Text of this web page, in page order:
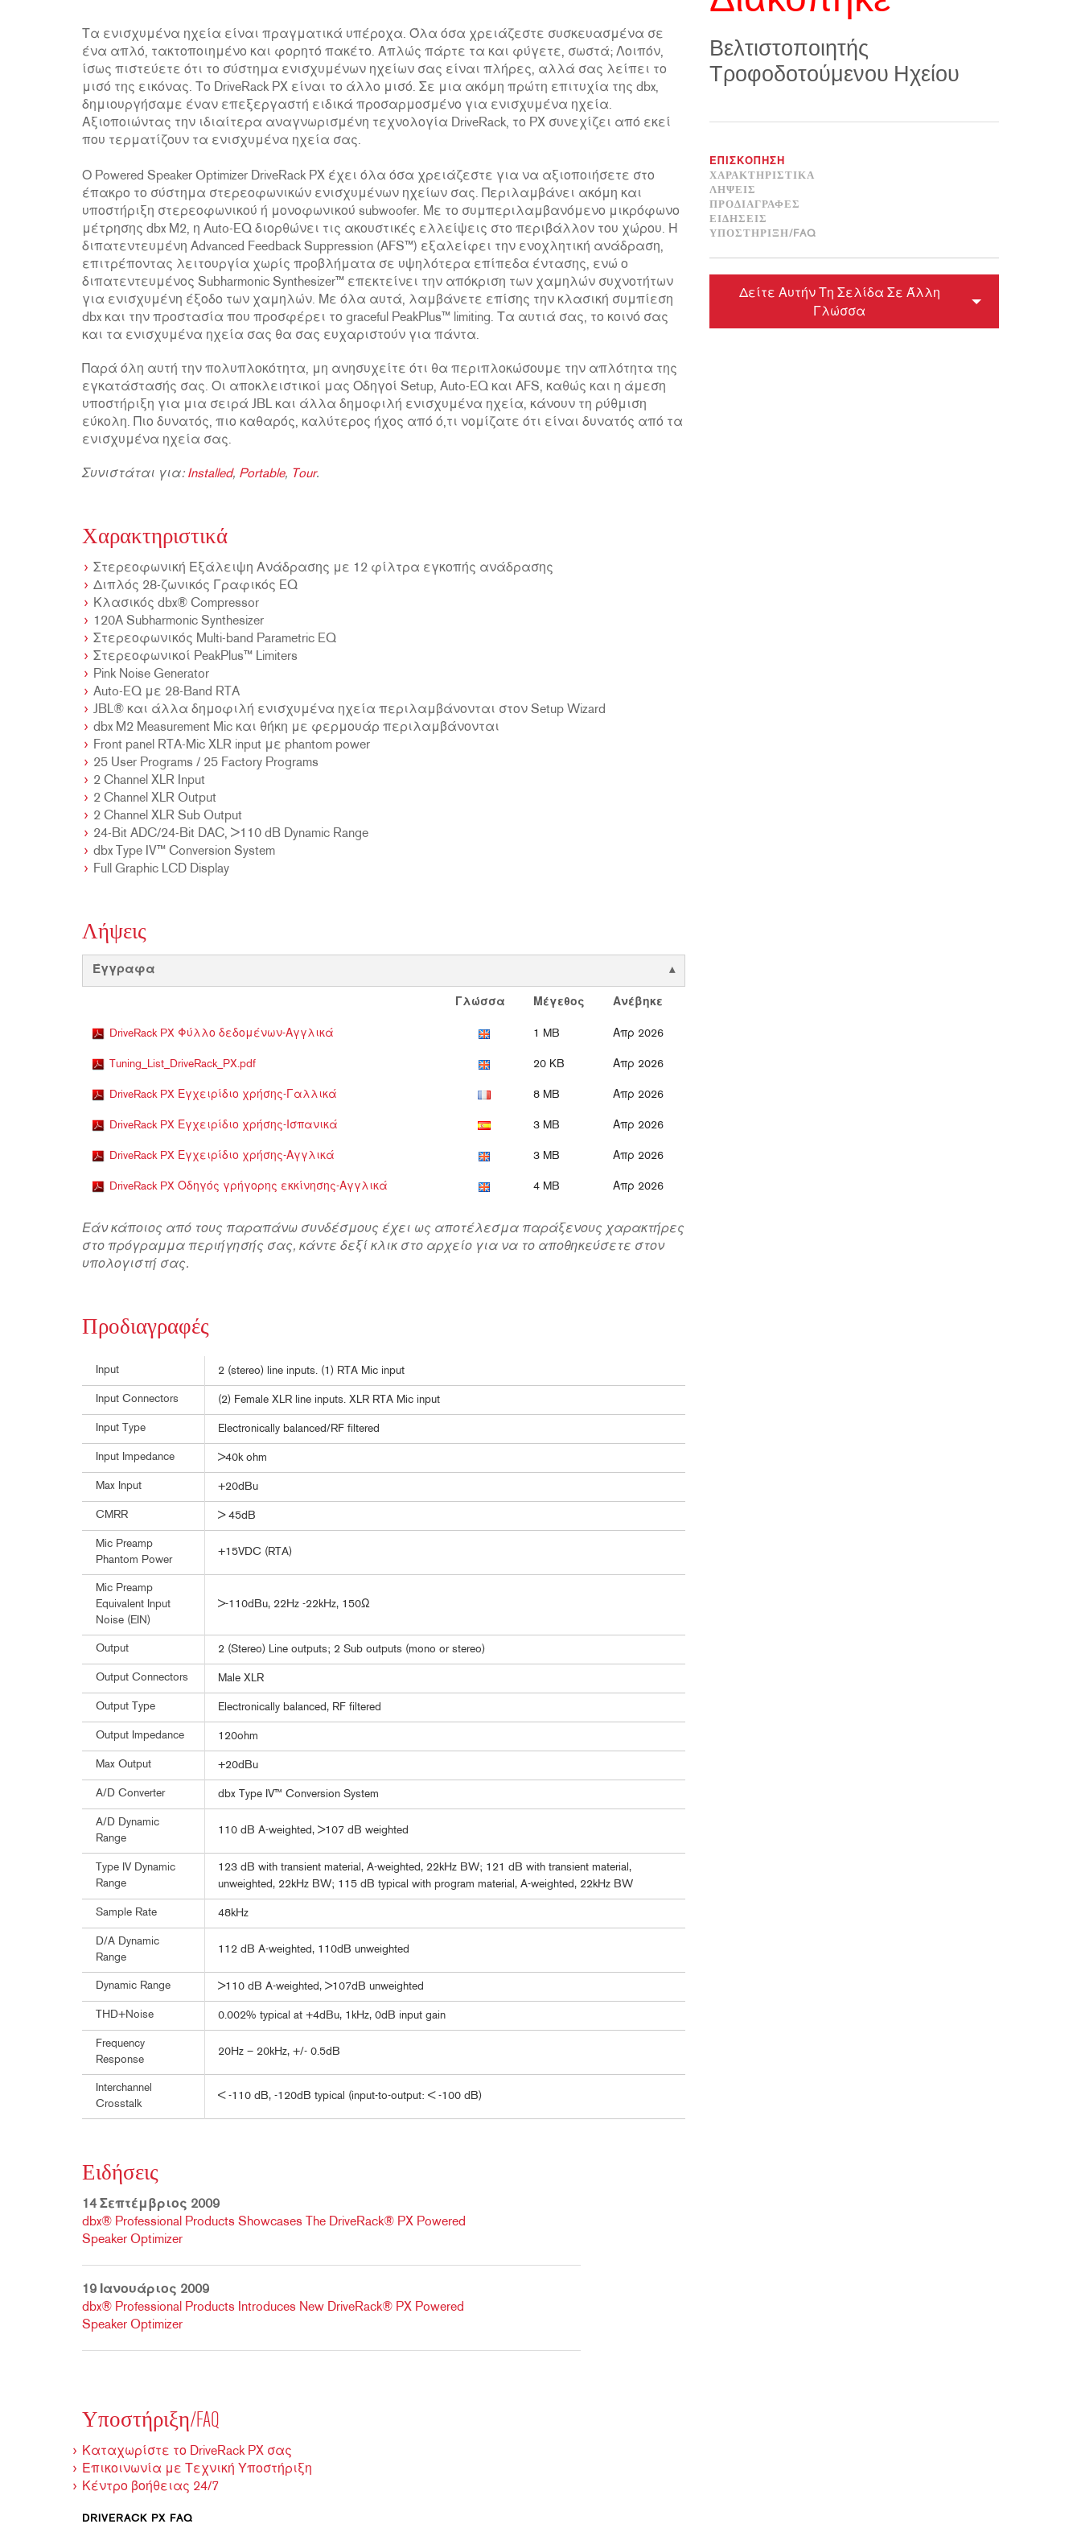
iEQ15
iEQ31
PS6
Di1
CT-2
CT-3
Τα ενισχυμένα ηχεία είναι πραγματικά υπέροχα. Όλα όσα χρειάζεστε συσκευασμένα σε
ένα απλό, τακτοποιημένο και φορητό πακέτο. Απλώς πάρτε τα και φύγετε, σωστά; Λοιπόν,
ίσως πιστεύετε ότι το σύστημα ενισχυμένων ηχείων σας είναι πλήρες, αλλά σας λείπει το
μισό της εικόνας. Το DriveRack PX είναι το άλλο μισό. Σε μια ακόμη πρώτη επιτυχία της dbx,
δημιουργήσαμε έναν επεξεργαστή ειδικά προσαρμοσμένο για ενισχυμένα ηχεία.
Αξιοποιώντας την ιδιαίτερα αναγνωρισμένη τεχνολογία DriveRack, το PX συνεχίζει από εκεί
που τερματίζουν τα ενισχυμένα ηχεία σας.
Ο Powered Speaker Optimizer DriveRack PX έχει όλα όσα χρειάζεστε για να αξιοποιήσετε στο
έπακρο το σύστημα στερεοφωνικών ενισχυμένων ηχείων σας. Περιλαμβάνει ακόμη και
υποστήριξη στερεοφωνικού ή μονοφωνικού subwoofer. Με το συμπεριλαμβανόμενο μικρόφωνο
μέτρησης dbx M2, η Auto-EQ διορθώνει τις ακουστικές ελλείψεις στο περιβάλλον του χώρου. Η
διπατεντευμένη Advanced Feedback Suppression (AFS™) εξαλείφει την ενοχλητική ανάδραση,
επιτρέποντας λειτουργία χωρίς προβλήματα σε υψηλότερα επίπεδα έντασης, ενώ ο
διπατεντευμένος Subharmonic Synthesizer™ επεκτείνει την απόκριση των χαμηλών συχνοτήτων
για ενισχυμένη έξοδο των χαμηλών. Με όλα αυτά, λαμβάνετε επίσης την κλασική συμπίεση
dbx και την προστασία που προσφέρει το graceful PeakPlus™ limiting. Τα αυτιά σας, το κοινό σας
και τα ενισχυμένα ηχεία σας θα σας ευχαριστούν για πάντα.
Παρά όλη αυτή την πολυπλοκότητα, μη ανησυχείτε ότι θα περιπλοκώσουμε την απλότητα της
εγκατάστασής σας. Οι αποκλειστικοί μας Οδηγοί Setup, Auto-EQ και AFS, καθώς και η άμεση
υποστήριξη για μια σειρά JBL και άλλα δημοφιλή ενισχυμένα ηχεία, κάνουν τη ρύθμιση
εύκολη. Πιο δυνατός, πιο καθαρός, καλύτερος ήχος από ό,τι νομίζατε ότι είναι δυνατός από τα
ενισχυμένα ηχεία σας.
Συνιστάται για: Installed, Portable, Tour.
Χαρακτηριστικά
Στερεοφωνική Εξάλειψη Ανάδρασης με 12 φίλτρα εγκοπής ανάδρασης
Διπλός 28-ζωνικός Γραφικός EQ
Κλασικός dbx® Compressor
120A Subharmonic Synthesizer
Στερεοφωνικός Multi-band Parametric EQ
Στερεοφωνικοί PeakPlus™ Limiters
Pink Noise Generator
Auto-EQ με 28-Band RTA
JBL® και άλλα δημοφιλή ενισχυμένα ηχεία περιλαμβάνονται στον Setup Wizard
dbx M2 Measurement Mic και θήκη με φερμουάρ περιλαμβάνονται
Front panel RTA-Mic XLR input με phantom power
25 User Programs / 25 Factory Programs
2 Channel XLR Input
2 Channel XLR Output
2 Channel XLR Sub Output
24-Bit ADC/24-Bit DAC, >110 dB Dynamic Range
dbx Type IV™ Conversion System
Full Graphic LCD Display
Λήψεις
Έγγραφα
Γλώσσα Μέγεθος Ανέβηκε
DriveRack PX Φύλλο δεδομένων-Αγγλικά 1 MB Απρ 2026
Tuning_List_DriveRack_PX.pdf 20 KB Απρ 2026
DriveRack PX Εγχειρίδιο χρήσης-Γαλλικά 8 MB Απρ 2026
DriveRack PX Εγχειρίδιο χρήσης-Ισπανικά 3 MB Απρ 2026
DriveRack PX Εγχειρίδιο χρήσης-Αγγλικά 3 MB Απρ 2026
DriveRack PX Οδηγός γρήγορης εκκίνησης-Αγγλικά 4 MB Απρ 2026
Εάν κάποιος από τους παραπάνω συνδέσμους έχει ως αποτέλεσμα παράξενους χαρακτήρες
στο πρόγραμμα περιήγησής σας, κάντε δεξί κλικ στο αρχείο για να το αποθηκεύσετε στον
υπολογιστή σας.
Προδιαγραφές
Input 2 (stereo) line inputs. (1) RTA Mic input
Input Connectors (2) Female XLR line inputs. XLR RTA Mic input
Input Type Electronically balanced/RF filtered
Input Impedance >40k ohm
Max Input +20dBu
CMRR > 45dB
Mic Preamp
Phantom Power
+15VDC (RTA)
Mic Preamp
Equivalent Input
Noise (EIN)
>-110dBu, 22Hz -22kHz, 150Ω
Output 2 (Stereo) Line outputs; 2 Sub outputs (mono or stereo)
Output Connectors Male XLR
Output Type Electronically balanced, RF filtered
Output Impedance 120ohm
Max Output +20dBu
A/D Converter dbx Type IV™ Conversion System
A/D Dynamic
Range
110 dB A-weighted, >107 dB weighted
Type IV Dynamic
Range
123 dB with transient material, A-weighted, 22kHz BW; 121 dB with transient material,
unweighted, 22kHz BW; 115 dB typical with program material, A-weighted, 22kHz BW
Sample Rate 48kHz
D/A Dynamic
Range
112 dB A-weighted, 110dB unweighted
Dynamic Range >110 dB A-weighted, >107dB unweighted
THD+Noise 0.002% typical at +4dBu, 1kHz, 0dB input gain
Frequency
Response
20Hz – 20kHz, +/- 0.5dB
Interchannel
Crosstalk
< -110 dB, -120dB typical (input-to-output: < -100 dB)
Ειδήσεις
14 Σεπτέμβριος 2009
dbx® Professional Products Showcases The DriveRack® PX Powered
Speaker Optimizer
19 Ιανουάριος 2009
dbx® Professional Products Introduces New DriveRack® PX Powered
Speaker Optimizer
Υποστήριξη/FAQ
Καταχωρίστε το DriveRack PX σας
Επικοινωνία με Τεχνική Υποστήριξη
Κέντρο βοήθειας 24/7
DRIVERACK PX FAQ
Βελτιστοποιητής
Τροφοδοτούμενου Ηχείου
ΕΠΙΣΚΌΠΗΣΗ
ΧΑΡΑΚΤΗΡΙΣΤΙΚΆ
ΛΉΨΕΙΣ
ΠΡΟΔΙΑΓΡΑΦΈΣ
ΕΙΔΉΣΕΙΣ
ΥΠΟΣΤΉΡΙΞΗ/FAQ
Δείτε Αυτήν Τη Σελίδα Σε Άλλη
Γλώσσα